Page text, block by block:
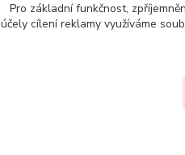
Pro základní funkčnost,
účely cílení reklamy využíváme